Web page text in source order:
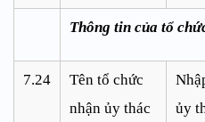
Thông tin của tổ
7.24
Tên tổ chức
nhận ủy thác
ủy